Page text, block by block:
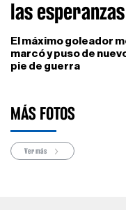
las
El máximo goleador
marcó y puso de
pie de guerra
MÁS FOTOS
Ver más